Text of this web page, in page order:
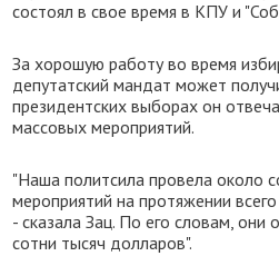
состоял в свое время в КПУ и
За хорошую работу во время
депутатский мандат может
президентских выборах он
массовых мероприятий.
"Наша политсила провела около
мероприятий на протяжении
- сказала Зац. По его словам,
сотни тысяч долларов".